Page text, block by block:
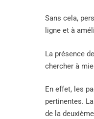
Sans cela,
ligne et à
La présence
chercher à
En effet, les
pertinentes.
de la